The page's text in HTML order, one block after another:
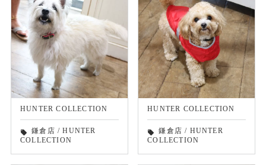
HUNTER COLLECTION
local_offer 鎌倉店 /HUNTER
COLLECTION
HUNTER COLLECTION
local_offer 鎌倉店 / HUNTER
COLLECTION